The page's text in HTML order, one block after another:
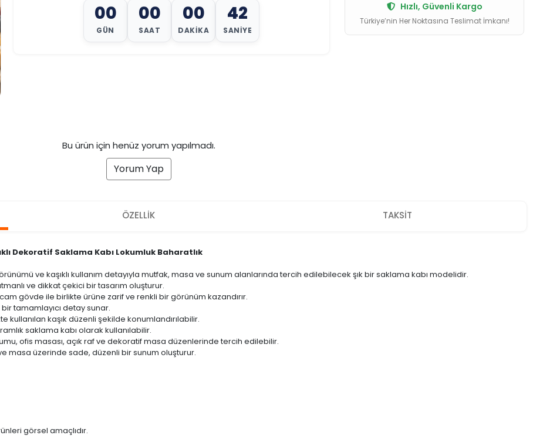
00
GÜN
00
SAAT
00
DAKIKA
40
SANIYE
Hızlı, Güvenli Kargo
Türkiye’nin Her Noktasına Teslimat İmkanı!
Bu ürün için henüz yorum yapılmadı.
Yorum Yap
ÖZELLİK TAKSİT
Dekoratif Saklama Kabı Lokumluk Baharatlık
ve kaşıklı kullanım detayıyla mutfak, masa ve sunum alanlarında tercih edilebilecek şık bir saklama kabı modelidir.
ve dikkat çekici bir tasarım oluşturur.
gövde ile birlikte ürüne zarif ve renkli bir görünüm kazandırır.
tamamlayıcı detay sunar.
kullanılan kaşık düzenli şekilde konumlandırılabilir.
saklama kabı olarak kullanılabilir.
ofis masası, açık raf ve dekoratif masa düzenlerinde tercih edilebilir.
masa üzerinde sade, düzenli bir sunum oluşturur.
görsel amaçlıdır.